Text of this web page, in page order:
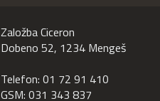
Založba Ciceron
Dobeno 52, 1234 Mengeš
Telefon: 01 72 91 410
GSM: 031 343 837